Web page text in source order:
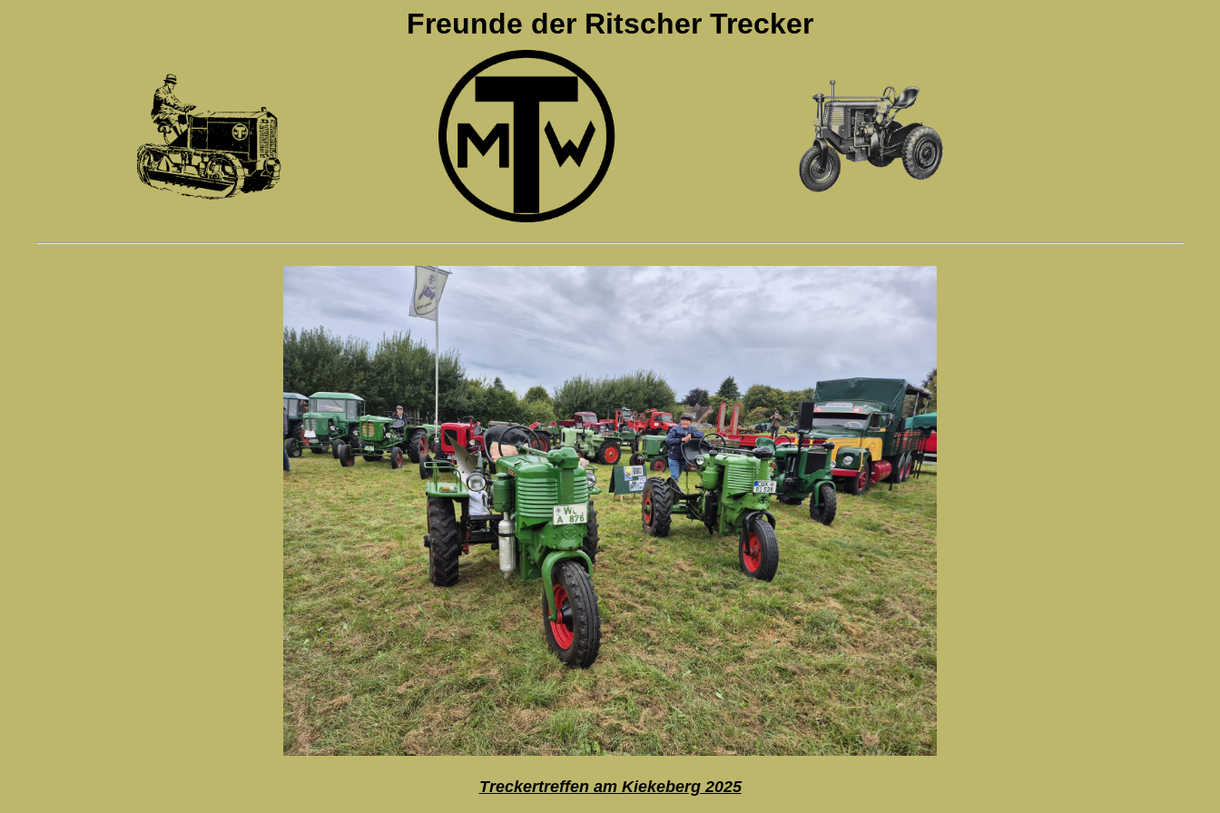
Freunde der Ritscher Trecker
Treckertreffen am Kiekeberg 2025